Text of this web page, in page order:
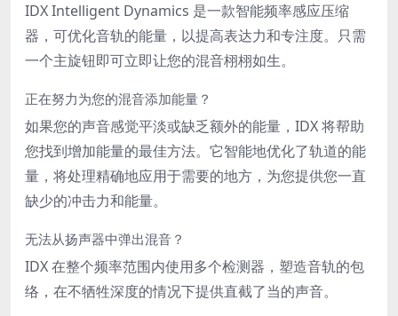
IDX Intelligent Dynamics 是一款智能频率感应压缩
器，可优化音轨的能量，以提高表达力和专注度。只需
一个主旋钮即可立即让您的混音栩栩如生。
正在努力为您的混音添加能量？
如果您的声音感觉平淡或缺乏额外的能量，IDX 将帮助
您找到增加能量的最佳方法。它智能地优化了轨道的能
量，将处理精确地应用于需要的地方，为您提供您一直
缺少的冲击力和能量。
无法从扬声器中弹出混音？
IDX 在整个频率范围内使用多个检测器，塑造音轨的包
络，在不牺牲深度的情况下提供直截了当的声音。